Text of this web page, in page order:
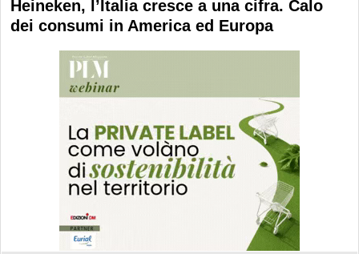
Heineken, l’Italia cresce a una cifra. Calo
dei consumi in America ed Europa